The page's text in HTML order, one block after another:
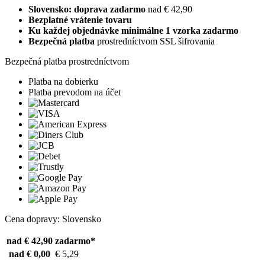
Slovensko: doprava zadarmo nad € 42,90
Bezplatné vrátenie tovaru
Ku každej objednávke minimálne 1 vzorka zadarmo
Bezpečná platba prostredníctvom SSL šifrovania
Bezpečná platba prostredníctvom
Platba na dobierku
Platba prevodom na účet
Cena dopravy: Slovensko
nad € 42,90 zadarmo*
nad € 0,00 € 5,29